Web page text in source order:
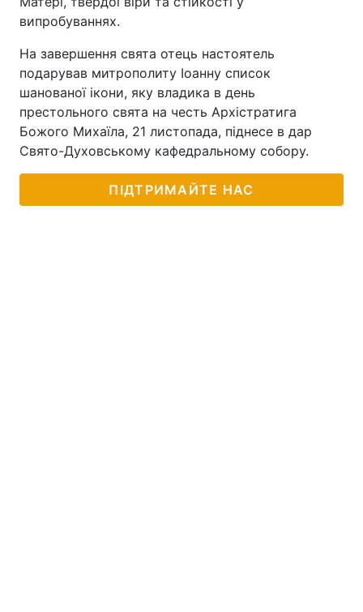
випробуваннях.
На завершення свята отець настоятель
подарував митрополиту Іоанну список
шанованої ікони, яку владика в день
престольного свята на честь Архістратига
Божого Михаїла, 21 листопада, піднесе в дар
Свято-Духовському кафедральному собору.
ПІДТРИМАЙТЕ НАС